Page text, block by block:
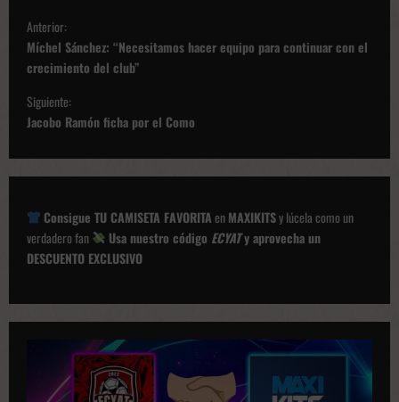
N
a
v
e
g
a
c
i
ó
n
e
Anterior:
Míchel Sánchez: “Necesitamos hacer equipo para continuar con el
crecimiento del club”
Siguiente:
Jacobo Ramón ficha por el Como
Consigue TU CAMISETA FAVORITAenMAXIKITSy lúcela como un
verdadero fan
Usa nuestro código ECYATy aprovecha un
DESCUENTO EXCLUSIVO